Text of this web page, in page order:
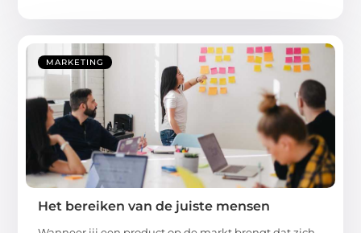
MARKETING
Het bereiken van de juiste mensen